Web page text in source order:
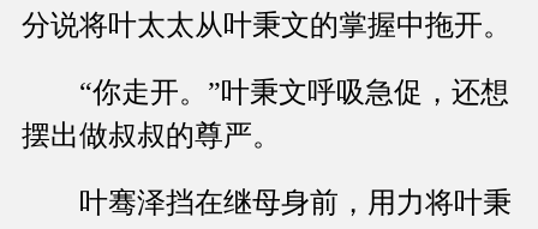
分说将叶太太从叶秉文的掌握中拖开。
“你走开。”叶秉文呼吸急促，还想
摆出做叔叔的尊严。
叶骞泽挡在继母身前，用力将叶秉